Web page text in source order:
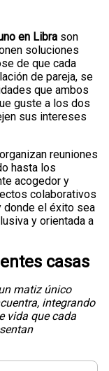
en Libra son
soluciones
de que cada
de pareja, se
que ambos
guste a los dos
sus intereses
reuniones
hasta los
acogedor y
colaborativos
donde el éxito sea
y orientada a
casas
matiz único
integrando
vida que cada